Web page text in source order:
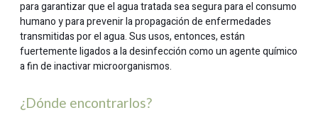
para garantizar que el agua tratada sea segura para el consumo
humano y para prevenir la propagación de enfermedades
transmitidas por el agua. Sus usos, entonces, están
fuertemente ligados a la desinfección como un agente químico
a fin de inactivar microorganismos.
¿Dónde encontrarlos?